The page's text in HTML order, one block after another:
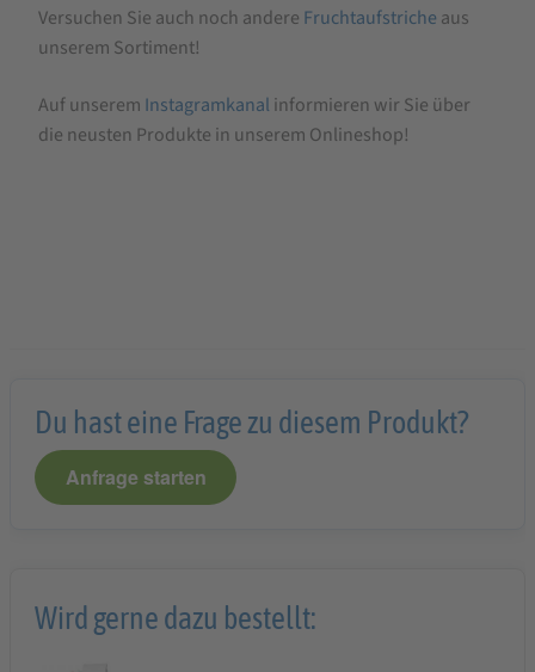
Versuchen Sie auch noch andere Fruchtaufstriche aus
unserem Sortiment!
Auf unserem Instagramkanal informieren wir Sie über
die neusten Produkte in unserem Onlineshop!
Du hast eine Frage zu diesem Produkt?
Anfrage starten
Wird gerne dazu bestellt: